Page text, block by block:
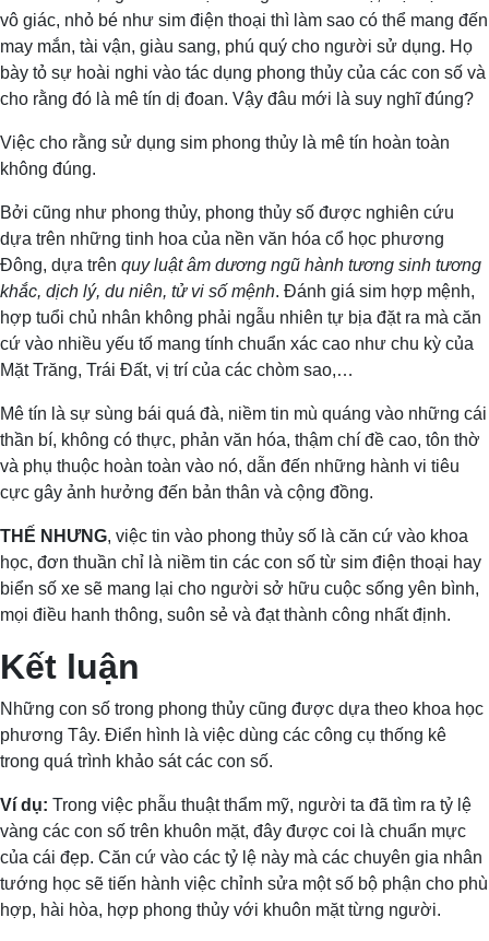
vô giác, nhỏ bé như sim điện thoại thì làm sao có thể mang đến
may mắn, tài vận, giàu sang, phú quý cho người sử dụng. Họ
bày tỏ sự hoài nghi vào tác dụng phong thủy của các con số và
cho rằng đó là mê tín dị đoan. Vậy đâu mới là suy nghĩ đúng?
Việc cho rằng sử dụng sim phong thủy là mê tín hoàn toàn
không đúng.
Bởi cũng như phong thủy, phong thủy số được nghiên cứu
dựa trên những tinh hoa của nền văn hóa cổ học phương
Đông, dựa trên quy luật âm dương ngũ hành tương sinh tương
khắc, dịch lý, du niên, tử vi số mệnh. Đánh giá sim hợp mệnh,
hợp tuổi chủ nhân không phải ngẫu nhiên tự bịa đặt ra mà căn
cứ vào nhiều yếu tố mang tính chuẩn xác cao như chu kỳ của
Mặt Trăng, Trái Đất, vị trí của các chòm sao,…
Mê tín là sự sùng bái quá đà, niềm tin mù quáng vào những cái
thần bí, không có thực, phản văn hóa, thậm chí đề cao, tôn thờ
và phụ thuộc hoàn toàn vào nó, dẫn đến những hành vi tiêu
cực gây ảnh hưởng đến bản thân và cộng đồng.
THẾ NHƯNG, việc tin vào phong thủy số là căn cứ vào khoa
học, đơn thuần chỉ là niềm tin các con số từ sim điện thoại hay
biển số xe sẽ mang lại cho người sở hữu cuộc sống yên bình,
mọi điều hanh thông, suôn sẻ và đạt thành công nhất định.
Kết luận
Những con số trong phong thủy cũng được dựa theo khoa học
phương Tây. Điển hình là việc dùng các công cụ thống kê
trong quá trình khảo sát các con số.
Ví dụ: Trong việc phẫu thuật thẩm mỹ, người ta đã tìm ra tỷ lệ
vàng các con số trên khuôn mặt, đây được coi là chuẩn mực
của cái đẹp. Căn cứ vào các tỷ lệ này mà các chuyên gia nhân
tướng học sẽ tiến hành việc chỉnh sửa một số bộ phận cho phù
hợp, hài hòa, hợp phong thủy với khuôn mặt từng người.